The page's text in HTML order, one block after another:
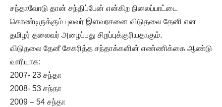
சந்தாவோடு தான் சந்திப்பேன் என்கிற நிலைப்பாட்டை
கொண்டிருக்கும் புலவர் இளவரசனை விடுதலை தேனி என
தமிழர் தலைவர் அழைப்பது சிறப்புக்குரியதாகும்.
விடுதலை தேனீ சேகரித்த சந்தாக்களின் எண்ணிக்கை ஆண்டு
வாரியாக:
2007- 23 சந்தா
2008- 53 சந்தா
2009 – 54 சந்தா